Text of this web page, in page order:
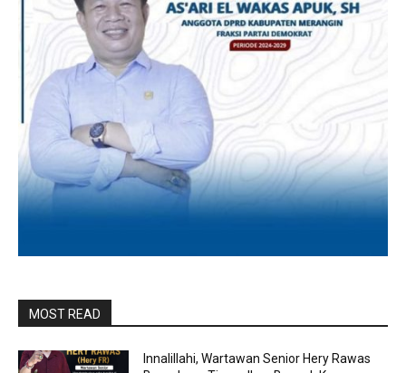
MOST READ
Innalillahi, Wartawan Senior Hery Rawas